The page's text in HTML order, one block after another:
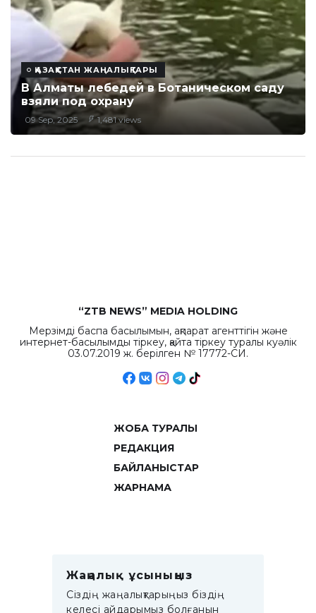
ҚАЗАҚСТАН ЖАҢАЛЫҚТАРЫ
В Алматы лебедей в Ботаническом саду
взяли под охрану
09 Sep, 2025 1,481 views
“ZTB NEWS” MEDIA HOLDING
Мерзімді баспа басылымын, ақпарат агенттігін және
интернет-басылымды тіркеу, қайта тіркеу туралы куәлік
03.07.2019 ж. берілген № 17772-СИ.
ЖОБА ТУРАЛЫ
РЕДАКЦИЯ
БАЙЛАНЫСТАР
ЖАРНАМА
Жаңалық ұсыныңыз
Сіздің жаңалықтарыңыз біздің
келесі айдарымыз болғанын